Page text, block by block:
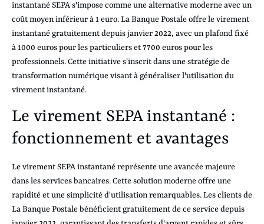
instantané SEPA s'impose comme une alternative moderne avec un
coût moyen inférieur à 1 euro. La Banque Postale offre le virement
instantané gratuitement depuis janvier 2022, avec un plafond fixé
à 1000 euros pour les particuliers et 7700 euros pour les
professionnels. Cette initiative s'inscrit dans une stratégie de
transformation numérique visant à généraliser l'utilisation du
virement instantané.
Le virement SEPA instantané :
fonctionnement et avantages
Le virement SEPA instantané représente une avancée majeure
dans les services bancaires. Cette solution moderne offre une
rapidité et une simplicité d'utilisation remarquables. Les clients de
La Banque Postale bénéficient gratuitement de ce service depuis